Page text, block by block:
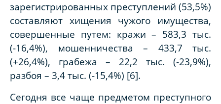
зарегистрированных преступлений (53,5%)
составляют хищения чужого имущества,
совершенные путем: кражи – 583,3 тыс.
(-16,4%), мошенничества – 433,7 тыс.
(+26,4%), грабежа – 22,2 тыс. (-23,9%),
разбоя – 3,4 тыс. (-15,4%) [6].
Сегодня все чаще предметом преступного